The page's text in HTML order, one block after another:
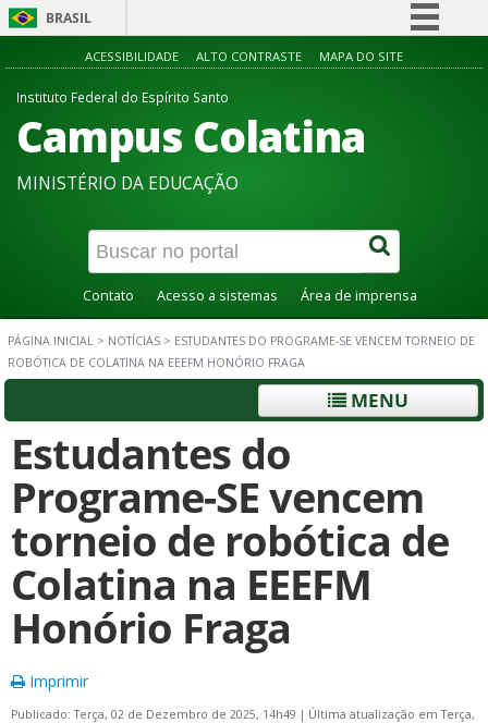
BRASIL
Simplifique!
Acesso à informação
Canais
ACESSIBILIDADE ALTO CONTRASTE MAPA DO SITE
Instituto Federal do Espírito Santo
Campus Colatina
MINISTÉRIO DA EDUCAÇÃO
Contato Acesso a sistemas Área de imprensa
PÁGINA INICIAL > NOTÍCIAS > ESTUDANTES DO PROGRAME-SE VENCEM TORNEIO DE
ROBÓTICA DE COLATINA NA EEEFM HONÓRIO FRAGA
MENU
Estudantes do
Programe-SE vencem
torneio de robótica de
Colatina na EEEFM
Honório Fraga
Imprimir
Publicado: Terça, 02 de Dezembro de 2025, 14h49 | Última atualização em Terça,